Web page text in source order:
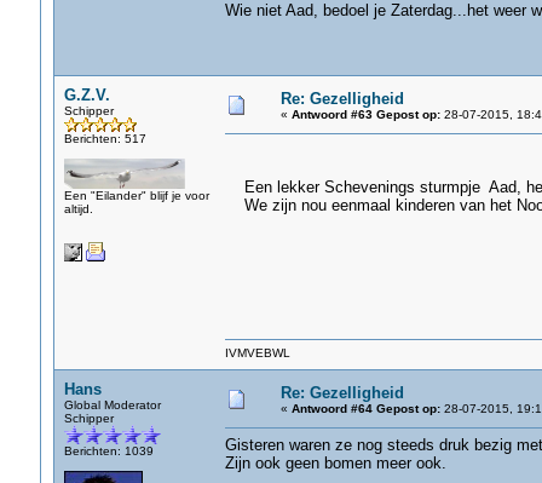
Wie niet Aad, bedoel je Zaterdag...het weer
G.Z.V.
Schipper
Berichten: 517
Een "Eilander" blijf je voor
altijd.
Re: Gezelligheid
« Antwoord #63 Gepost op:28-07-2015,
Een lekker Schevenings sturmpje Aad,
We zijn nou eenmaal kinderen van het
IVMVEBWL
Hans
Global Moderator
Schipper
Berichten: 1039
Re: Gezelligheid
« Antwoord #64 Gepost op:28-07-2015,
Gisteren waren ze nog steeds druk bezig
Zijn ook geen bomen meer ook.